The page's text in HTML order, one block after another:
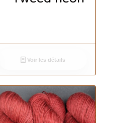
Voir les détails